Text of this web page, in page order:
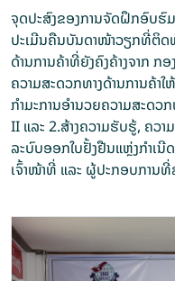
ຈຸດປະສົງຂອງການຈັດຝຶກອົບຮົ
ປະເມີນຄືນບັນດາໜ້າວຽກທີ່ຕິດ
ດ້ານການຄ້າທີ່ຍັງຄົງຄ້າງຈາກ
ຄວາມສະດວກທາງດ້ານການຄ້າ
ກຳມະການອຳນວຍຄວາມສະດວ
II ແລະ 2.ສ້າງຄວາມຮັບຮູ້, ຄວາ
ລະບົບອອກໃບຢັ້ງຢືນແຫຼ່ງກໍາເນີ
ເຈົ້າໜ້າທີ່ ແລະ ຜູ້ປະກອບການ